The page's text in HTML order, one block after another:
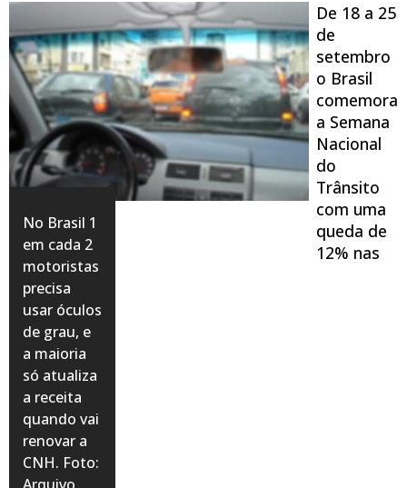
No Brasil 1
em cada 2
motoristas
precisa
usar óculos
de grau, e
a maioria
só atualiza
a receita
quando vai
renovar a
CNH. Foto:
De 18 a 25
de
setembro
o Brasil
comemora
a Semana
Nacional
do
Trânsito
com uma
queda de
12% nas